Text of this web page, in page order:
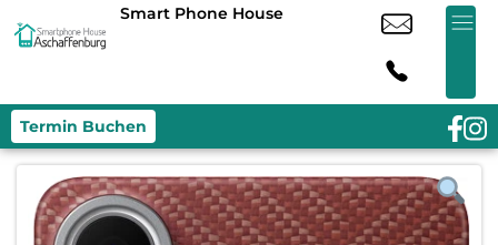
Smart Phone House
Termin Buchen